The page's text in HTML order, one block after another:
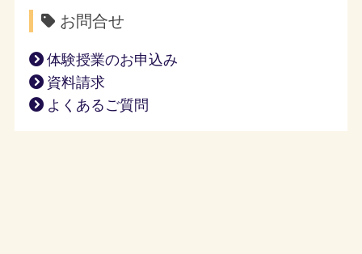
お問合せ
体験授業のお申込み
資料請求
よくあるご質問